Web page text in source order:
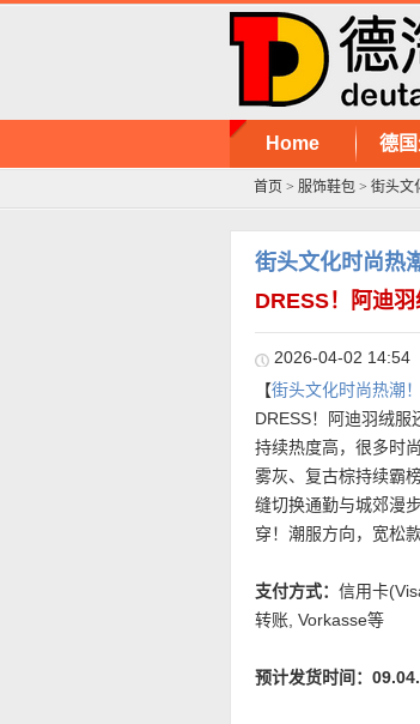
Home 德
首页 > 服饰鞋包 > 街头文
街头文化时尚热
DRESS！阿迪羽
2026-04-02 14:54
【街头文化时尚热潮！
DRESS！阿迪羽绒服
持续热度高，很多时
雾灰、复古棕持续霸
缝切换通勤与城郊漫
穿！潮服方向，宽松
支付方式： 信用卡
转账, Vorkasse等
预计发货时间：